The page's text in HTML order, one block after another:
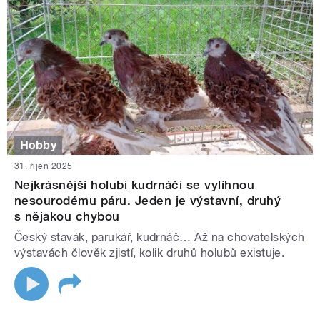
Hobby
31. říjen 2025
Nejkrásnější holubi kudrnáči se vylíhnou
nesourodému páru. Jeden je výstavní, druhý
s nějakou chybou
Český stavák, parukář, kudrnáč… Až na chovatelských
výstavách člověk zjistí, kolik druhů holubů existuje.